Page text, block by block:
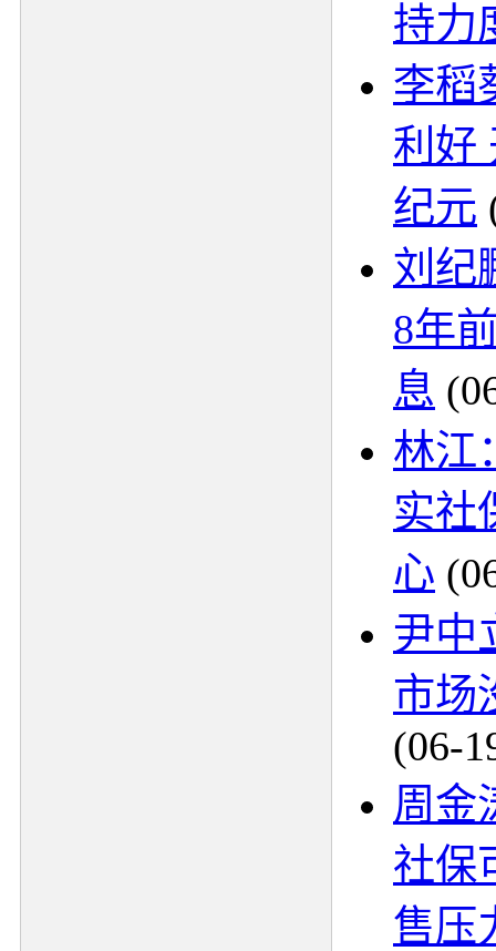
持力
李稻
利好
纪元
刘纪
8年
息
林江
实社
心
尹中
市场
(06-
周金
社保
售压